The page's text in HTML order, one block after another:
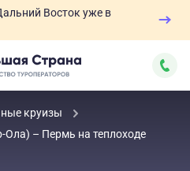
Восток уже в
круизы
– Пермь на теплоходе